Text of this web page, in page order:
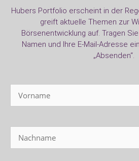
Hubers Portfolio erscheint in der
greift aktuelle Themen zur
Börsenentwicklung auf. Tragen
Namen und Ihre E-Mail-Adresse
„Absenden“.